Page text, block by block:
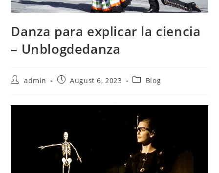
Danza para explicar la ciencia
– Unblogdedanza
Postadmin
PostAugust 6, 2023
PostBlog